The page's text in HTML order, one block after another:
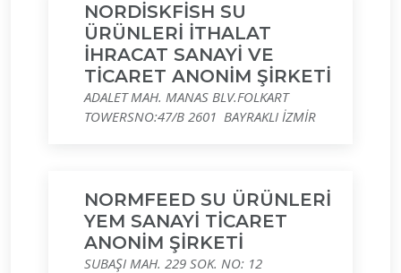
NORDİSKFİSH SU
ÜRÜNLERİ İTHALAT
İHRACAT SANAYİ VE
TİCARET ANONİM ŞİRKETİ
ADALET MAH. MANAS BLV.FOLKART
TOWERSNO:47/B 2601 BAYRAKLI İZMİR
NORMFEED SU ÜRÜNLERİ
YEM SANAYİ TİCARET
ANONİM ŞİRKETİ
SUBAŞI MAH. 229 SOK. NO: 12